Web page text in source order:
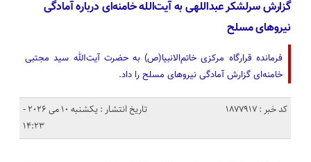
گزارش سرلشکر عبداللهی به آیت‌الله خامنه‌ای درباره آمادگی
نیروهای مسلح
فرمانده قرارگاه مرکزی خاتم‌الانبیا(ص) به حضرت آیت‌الله سید مجتبی
خامنه‌ای گزارش آمادگی نیروهای مسلح را داد.
کد خبر : 1877917
تاریخ انتشار : یکشنبه 10 می 2026 -
14:23